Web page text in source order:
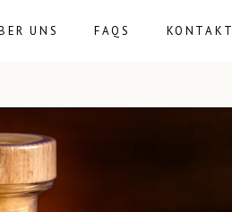
UNS FAQS KONTAKT